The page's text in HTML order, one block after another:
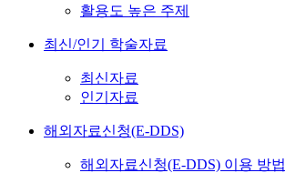
활용도 높은 주제
최신/인기 학술자료
최신자료
인기자료
해외자료신청(E-DDS)
해외자료신청(E-DDS) 이용 방법